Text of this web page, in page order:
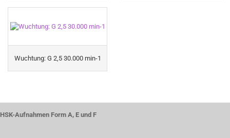
Wuchtung: G 2,5 30.000 min-1
HSK-Aufnahmen Form A, E und F